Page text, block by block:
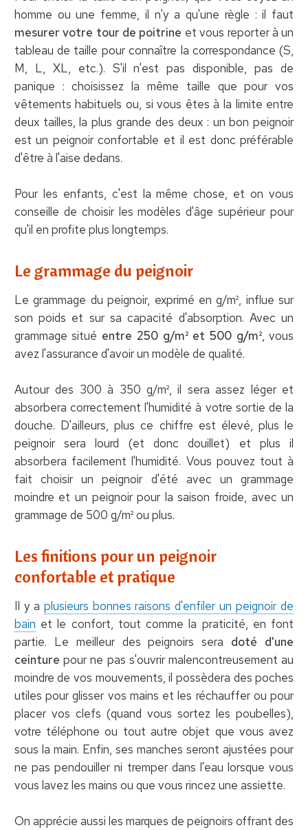
homme ou une femme, il n'y a qu'une règle : il faut
mesurer votre tour de poitrine et vous reporter à un
tableau de taille pour connaître la correspondance (S,
M, L, XL, etc.). S'il n'est pas disponible, pas de
panique : choisissez la même taille que pour vos
vêtements habituels ou, si vous êtes à la limite entre
deux tailles, la plus grande des deux : un bon peignoir
est un peignoir confortable et il est donc préférable
d'être à l'aise dedans.
Pour les enfants, c'est la même chose, et on vous
conseille de choisir les modèles d'âge supérieur pour
qu'il en profite plus longtemps.
Le grammage du peignoir
Le grammage du peignoir, exprimé en g/m², influe sur
son poids et sur sa capacité d'absorption. Avec un
grammage situé entre 250 g/m² et 500 g/m², vous
avez l'assurance d'avoir un modèle de qualité.
Autour des 300 à 350 g/m², il sera assez léger et
absorbera correctement l'humidité à votre sortie de la
douche. D'ailleurs, plus ce chiffre est élevé, plus le
peignoir sera lourd (et donc douillet) et plus il
absorbera facilement l'humidité. Vous pouvez tout à
fait choisir un peignoir d'été avec un grammage
moindre et un peignoir pour la saison froide, avec un
grammage de 500 g/m² ou plus.
Les finitions pour un peignoir
confortable et pratique
Il y a plusieurs bonnes raisons d'enfiler un peignoir de
bain et le confort, tout comme la praticité, en font
partie. Le meilleur des peignoirs sera doté d'une
ceinture pour ne pas s'ouvrir malencontreusement au
moindre de vos mouvements, il possèdera des poches
utiles pour glisser vos mains et les réchauffer ou pour
placer vos clefs (quand vous sortez les poubelles),
votre téléphone ou tout autre objet que vous avez
sous la main. Enfin, ses manches seront ajustées pour
ne pas pendouiller ni tremper dans l'eau lorsque vous
vous lavez les mains ou que vous rincez une assiette.
On apprécie aussi les marques de peignoirs offrant des